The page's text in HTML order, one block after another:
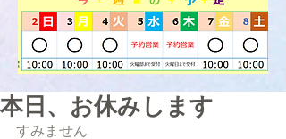
本日、お休みします
すみません